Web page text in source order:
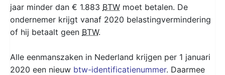
jaar minder dan € 1.883 BTW moet betalen. De
ondernemer krijgt vanaf 2020 belastingvermindering
of hij betaalt geen BTW.
Alle eenmanszaken in Nederland krijgen per 1 januari
2020 een nieuw btw-identificatienummer. Daarmee